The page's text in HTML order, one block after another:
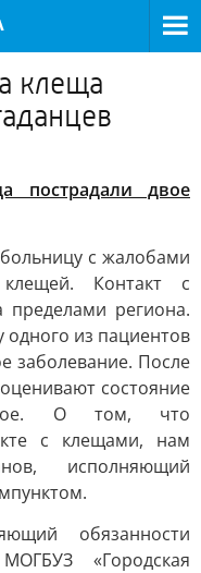
клеща
пострадали двое
с жалобами
Контакт с
региона.
одного из пациентов
заболевание. После
состояние
О том, что
с клещами, нам
исполняющий
обязанности
«Городская